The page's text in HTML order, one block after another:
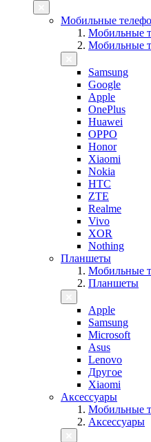
Мобильные
Мобильные
Мобильные
Samsung
Google
Apple
OnePlus
Huawei
OPPO
Honor
Xiaomi
Nokia
HTC
ZTE
Realme
Vivo
XOR
Nothing
Планшеты
Мобильные
Планшеты
Apple
Samsung
Microsoft
Asus
Lenovo
Другое
Xiaomi
Аксессуары
Мобильные
Аксессуары